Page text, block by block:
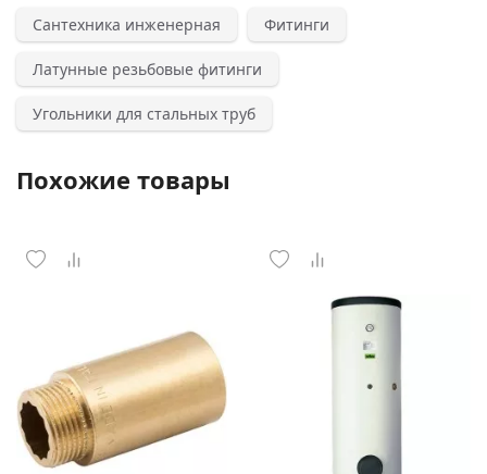
Сантехника инженерная Фитинги
Латунные резьбовые фитинги
Угольники для стальных труб
Похожие товары